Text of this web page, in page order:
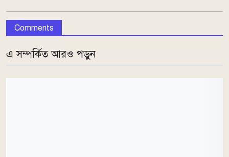
Comments
এ সম্পর্কিত আরও পড়ুন